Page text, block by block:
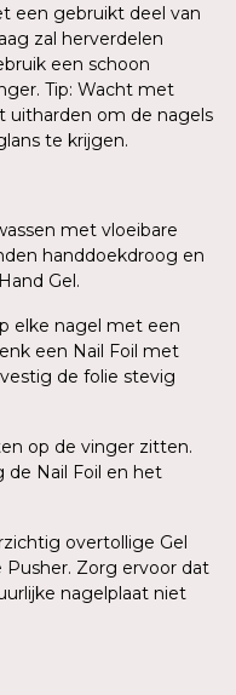
een gebruikt deel van
zal herverdelen
een schoon
Tip: Wacht met
uitharden om de nagels
te krijgen.
met vloeibare
handdoekdroog en
Gel.
elke nagel met een
een Nail Foil met
de folie stevig
op de vinger zitten.
de Nail Foil en het
overtollige Gel
Zorg ervoor dat
nagelplaat niet